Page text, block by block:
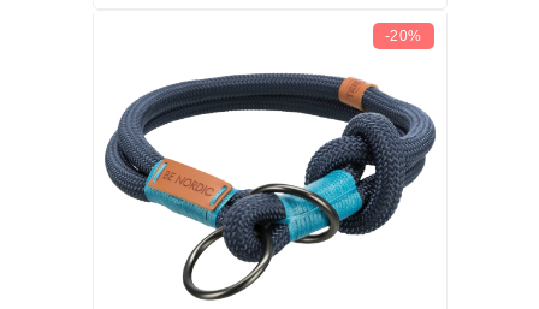
-20%